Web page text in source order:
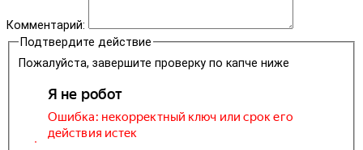
Комментарий:
Подтвердите действие
Пожалуйста, завершите проверку по капче ниже